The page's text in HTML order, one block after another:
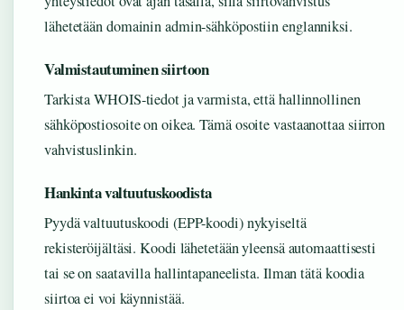
lähetetään domainin admin-sähköpostiin englanniksi.
Valmistautuminen siirtoon
Tarkista WHOIS-tiedot ja varmista, että hallinnollinen
sähköpostiosoite on oikea. Tämä osoite vastaanottaa siirron
vahvistuslinkin.
Hankinta valtuutuskoodista
Pyydä valtuutuskoodi (EPP-koodi) nykyiseltä
rekisteröijältäsi. Koodi lähetetään yleensä automaattisesti
tai se on saatavilla hallintapaneelista. Ilman tätä koodia
siirtoa ei voi käynnistää.